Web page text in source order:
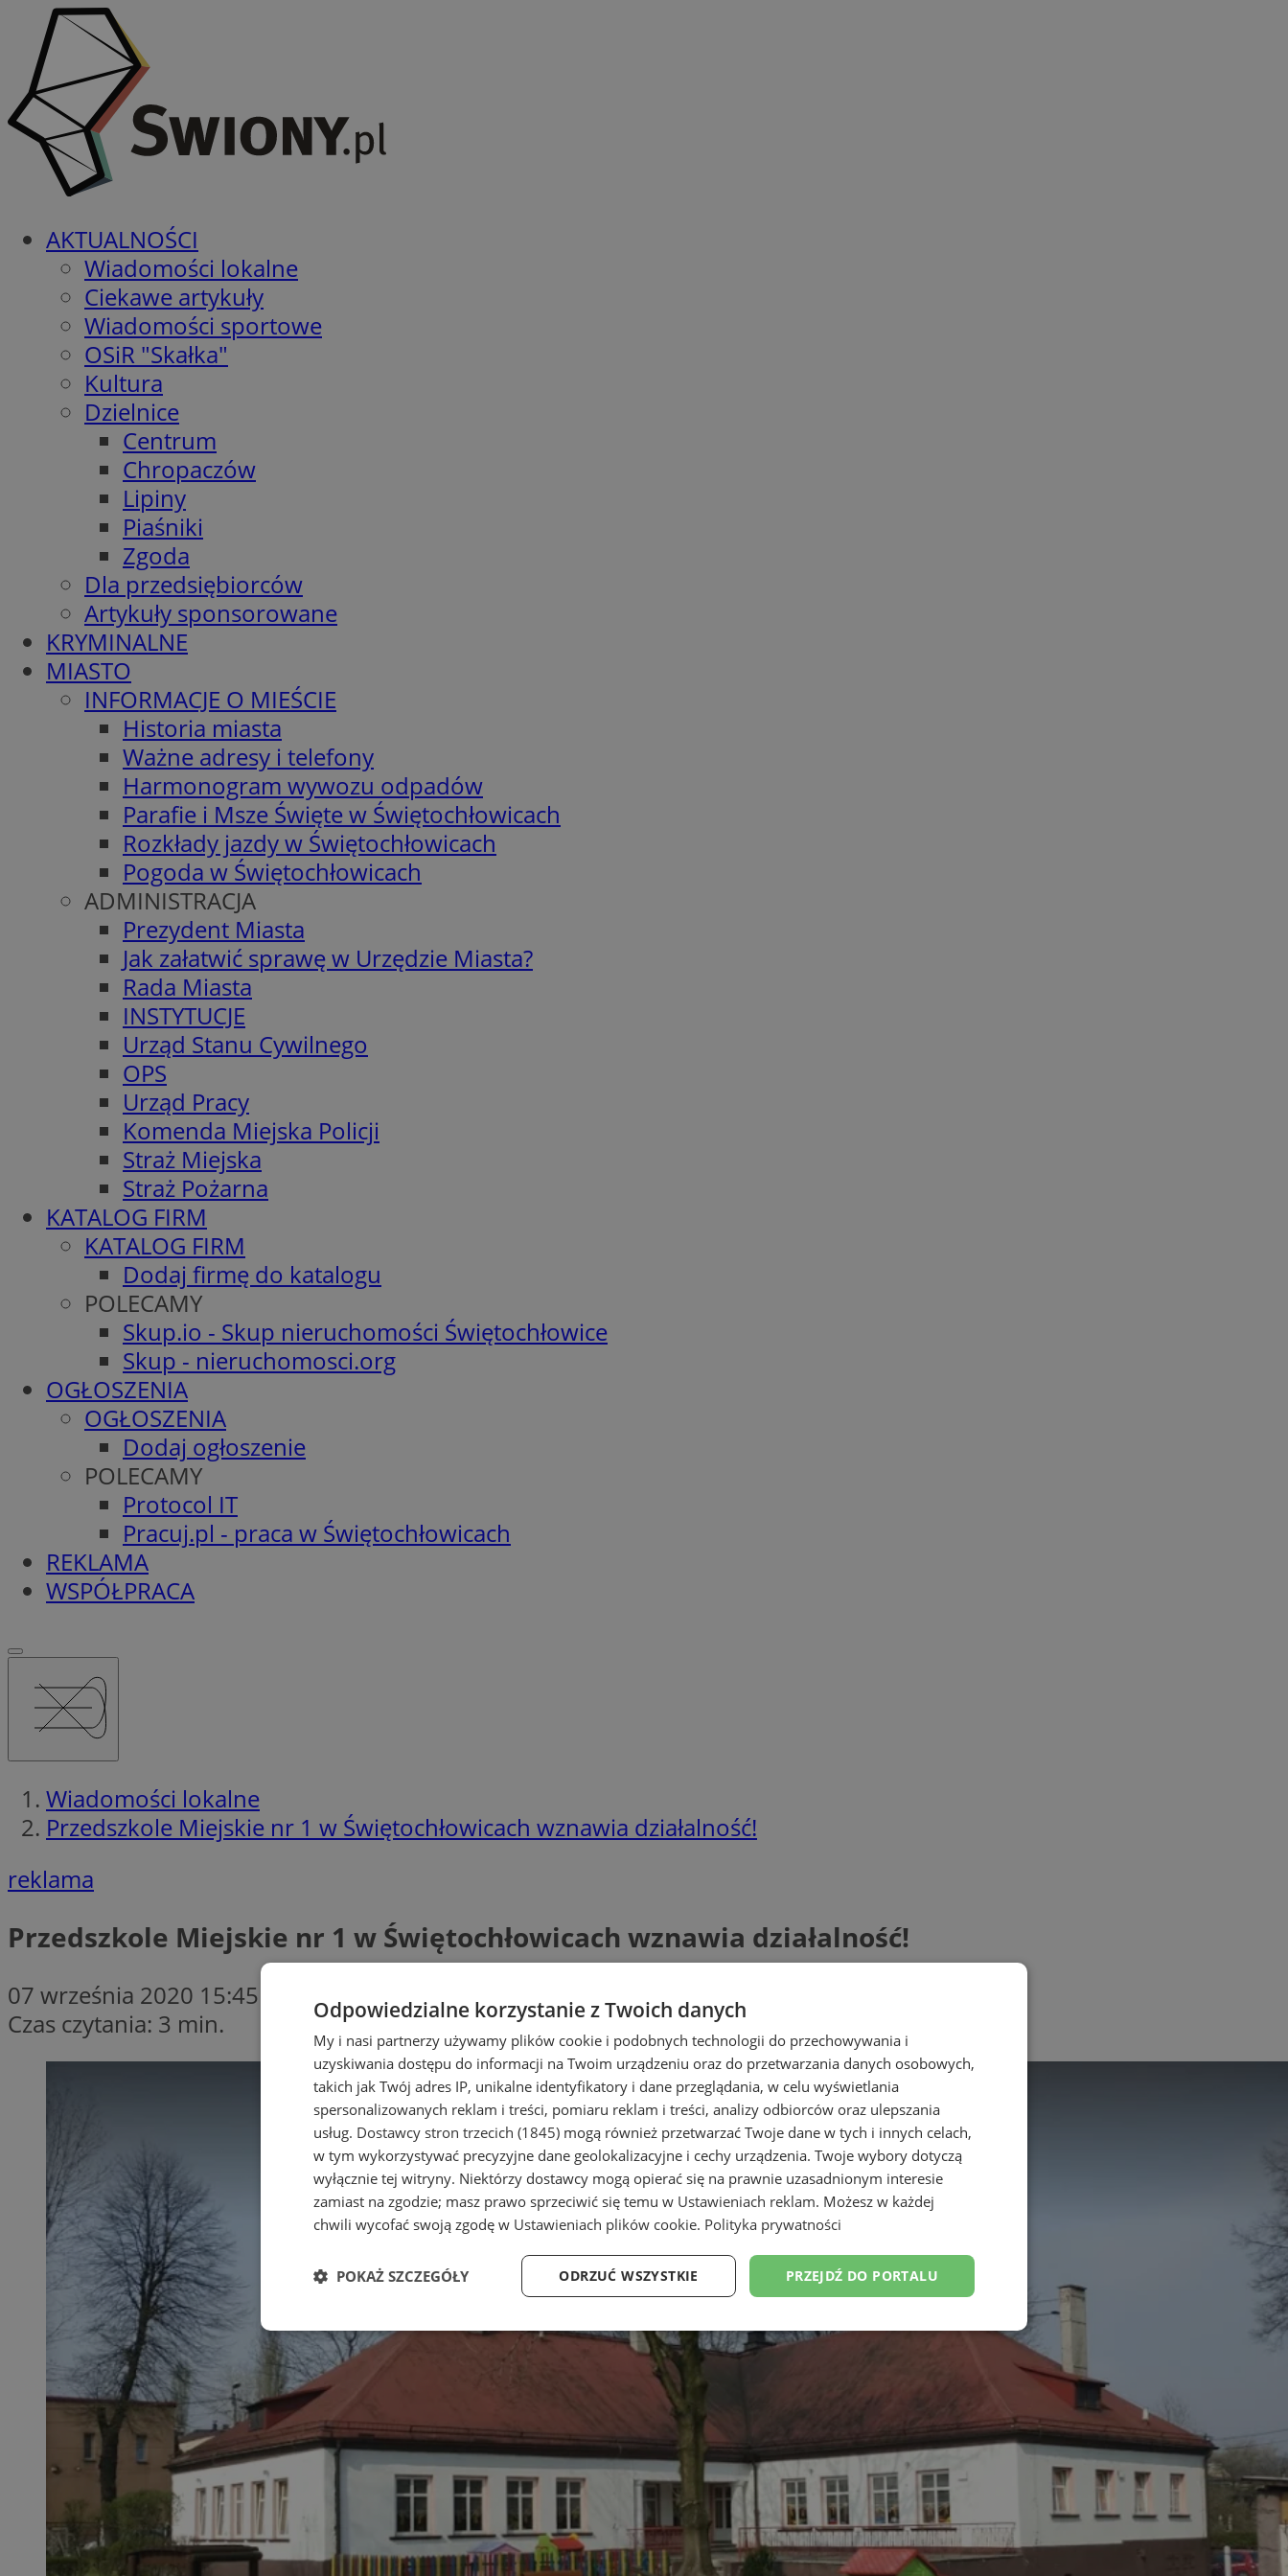
AKTUALNOŚCI
Wiadomości lokalne
Ciekawe artykuły
Wiadomości sportowe
OSiR "Skałka"
Kultura
Dzielnice
Centrum
Chropaczów
Lipiny
Piaśniki
Zgoda
Dla przedsiębiorców
Artykuły sponsorowane
KRYMINALNE
MIASTO
INFORMACJE O MIEŚCIE
Historia miasta
Ważne adresy i telefony
Harmonogram wywozu odpadów
Parafie i Msze Święte w Świętochłowicach
Rozkłady jazdy w Świętochłowicach
Pogoda w Świętochłowicach
ADMINISTRACJA
Prezydent Miasta
Jak załatwić sprawę w Urzędzie Miasta?
Rada Miasta
INSTYTUCJE
Urząd Stanu Cywilnego
OPS
Urząd Pracy
Komenda Miejska Policji
Straż Miejska
Straż Pożarna
KATALOG FIRM
KATALOG FIRM
Dodaj firmę do katalogu
POLECAMY
Skup.io - Skup nieruchomości Świętochłowice
Skup - nieruchomosci.org
OGŁOSZENIA
OGŁOSZENIA
Dodaj ogłoszenie
POLECAMY
Protocol IT
Pracuj.pl - praca w Świętochłowicach
REKLAMA
WSPÓŁPRACA
Wiadomości lokalne
Przedszkole Miejskie nr 1 w Świętochłowicach wznawia działalność!
reklama
Przedszkole Miejskie nr 1 w Świętochłowicach wznawia działalność!
07 września 2020 15:45
Czas czytania: 3 min.
Odpowiedzialne korzystanie z Twoich danych
My i nasi partnerzy używamy plików cookie i podobnych technologii do przechowywania i
uzyskiwania dostępu do informacji na Twoim urządzeniu oraz do przetwarzania danych osobowych,
takich jak Twój adres IP, unikalne identyfikatory i dane przeglądania, w celu wyświetlania
spersonalizowanych reklam i treści, pomiaru reklam i treści, analizy odbiorców oraz ulepszania
usług. Dostawcy stron trzecich (1845) mogą również przetwarzać Twoje dane w tych i innych celach,
w tym wykorzystywać precyzyjne dane geolokalizacyjne i cechy urządzenia. Twoje wybory dotyczą
wyłącznie tej witryny. Niektórzy dostawcy mogą opierać się na prawnie uzasadnionym interesie
zamiast na zgodzie; masz prawo sprzeciwić się temu w Ustawieniach reklam. Możesz w każdej
chwili wycofać swoją zgodę w Ustawieniach plików cookie. Polityka prywatności
PRZEJDŹ DO PORTALU
ODRZUĆ WSZYSTKIE
POKAŻ SZCZEGÓŁY
Niezbędne Wydajność Targetowanie Funkcjonalność
Niezbędne Wydajność Targetowanie Funkcjonalność
Niezbędne pliki cookie umożliwiają korzystanie z podstawowych funkcji strony internetowej, takich jak logowanie użytkownika i
zarządzanie kontem. Bez niezbędnych plików cookie nie można prawidłowo korzystać ze strony internetowej.
Nazwa Provider /Domena
Okres
przechowywania
Opis